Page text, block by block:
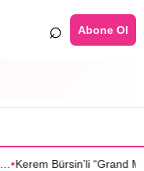
⌕ Abone Ol
Kerem Bürsin’li “Grand